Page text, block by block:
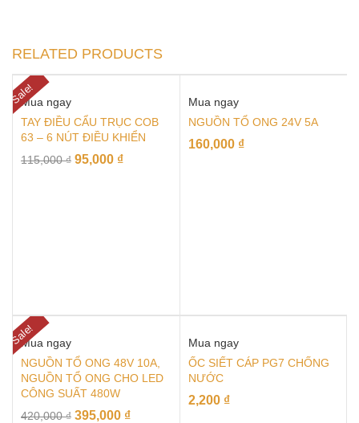
RELATED PRODUCTS
Sale!
Mua ngay
TAY ĐIỀU CẨU TRỤC COB
63 – 6 NÚT ĐIỀU KHIỂN
115,000₫ 95,000 ₫
Mua ngay
NGUỒN TỔ ONG 24V 5A
160,000 ₫
Sale!
Mua ngay
NGUỒN TỔ ONG 48V 10A,
NGUỒN TỔ ONG CHO LED
CÔNG SUẤT 480W
420,000₫ 395,000 ₫
Mua ngay
ỐC SIẾT CÁP PG7 CHỐNG
NƯỚC
2,200 ₫